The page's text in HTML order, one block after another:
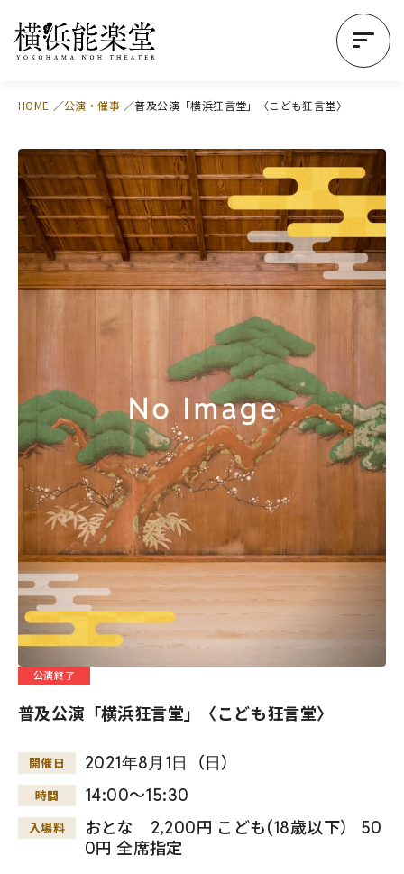
HOME 公演・催事 普及公演「横浜狂言堂」〈こども狂言堂〉
公演終了
普及公演「横浜狂言堂」〈こども狂言堂〉
開催日 2021年8月 1日 （日）
時間 14:00～15:30
入場料
おとな 2,200円 こども(18歳以下） 50
0円 全席指定